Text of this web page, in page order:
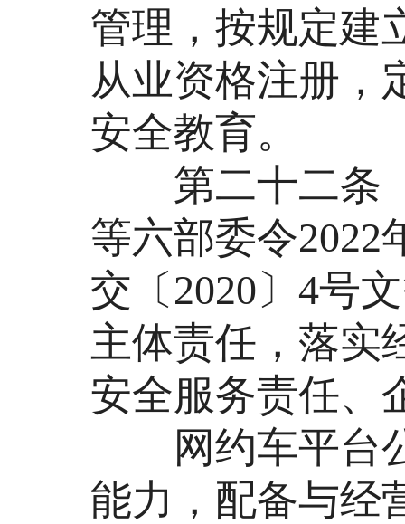
管理，按规定建
从业资格注册，
安全教育。
第二十二条
等六部委令2022
交〔2020〕4号
主体责任，落实
安全服务责任、
网约车平台公
能力，配备与经